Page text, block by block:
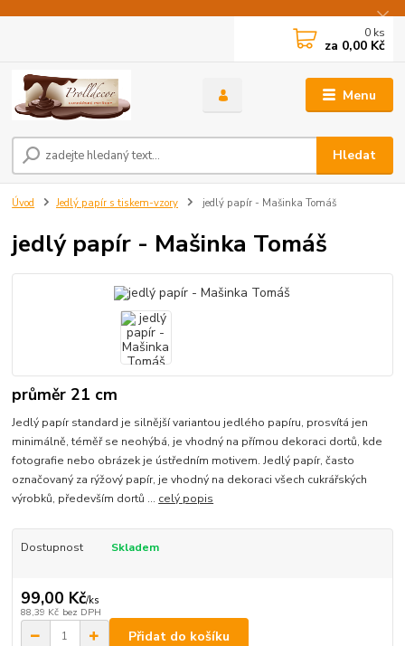
Menu
Hledat
0 ks
za 0,00 Kč
Úvod Jedlý papír s tiskem-vzory jedlý papír - Mašinka Tomáš
jedlý papír - Mašinka Tomáš
průměr 21 cm
Jedlý papír standard je silnější variantou jedlého papíru, prosvítá jen
minimálně, téměř se neohýbá, je vhodný na přímou dekoraci dortů, kde
fotografie nebo obrázek je ústředním motivem. Jedlý papír, často
označovaný za rýžový papír, je vhodný na dekoraci všech cukrářských
výrobků, především dortů ... celý popis
Dostupnost Skladem
99,00 Kč/ks
88,39 Kč bez DPH
Přidat do košíku